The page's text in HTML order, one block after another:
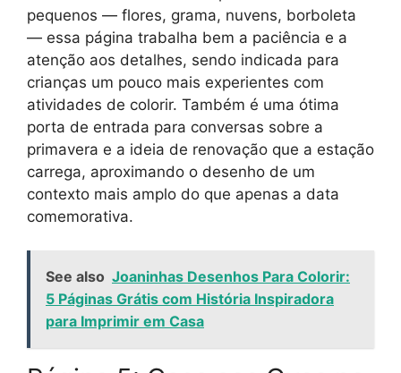
pequenos — flores, grama, nuvens, borboleta
— essa página trabalha bem a paciência e a
atenção aos detalhes, sendo indicada para
crianças um pouco mais experientes com
atividades de colorir. Também é uma ótima
porta de entrada para conversas sobre a
primavera e a ideia de renovação que a estação
carrega, aproximando o desenho de um
contexto mais amplo do que apenas a data
comemorativa.
See also Joaninhas Desenhos Para Colorir:
5 Páginas Grátis com História Inspiradora
para Imprimir em Casa